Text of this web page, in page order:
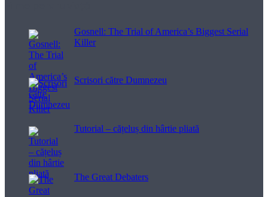
Gosnell: The Trial of America’s Biggest Serial
Killer
Scrisori către Dumnezeu
Tutorial – cățeluș din hârtie pliată
The Great Debaters